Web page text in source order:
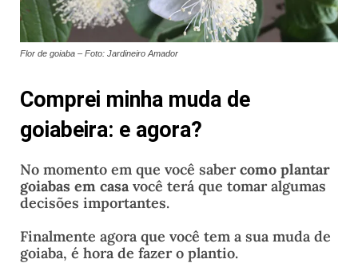
Flor de goiaba – Foto: Jardineiro Amador
Comprei minha muda de
goiabeira: e agora?
No momento em que você saber como plantar
goiabas em casavocê terá que tomar algumas
decisões importantes.
Finalmente agora que você tem a sua muda de
goiaba, é hora de fazer o plantio.